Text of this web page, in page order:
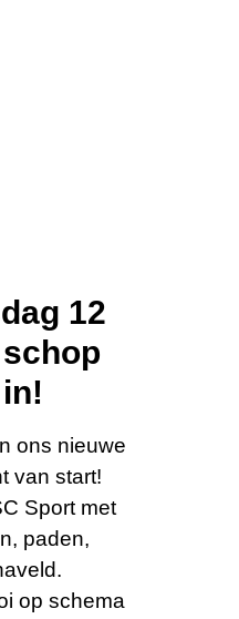
12
ons nieuwe
van start!
Sport met
paden,
op schema